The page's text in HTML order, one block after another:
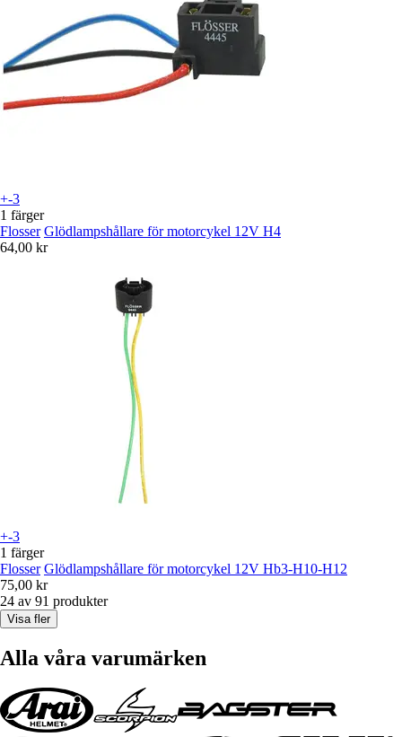
+-3
1 färger
Flosser Glödlampshållare för motorcykel 12V H4
64,00 kr
+-3
1 färger
Flosser Glödlampshållare för motorcykel 12V Hb3-H10-H12
75,00 kr
24 av 91 produkter
Visa fler
Alla våra varumärken